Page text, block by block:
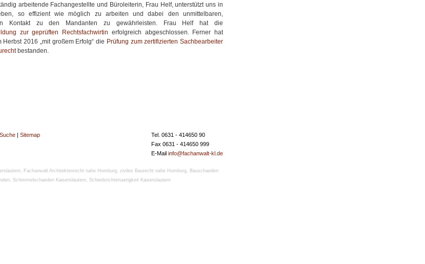
arbeitende Fachangestellte und Büroleiterin, Frau Helf, unterstützt uns in
so effizient wie möglich zu arbeiten und dabei den unmittelbaren,
Kontakt zu den Mandanten zu gewährleisten. Frau Helf hat die
zur geprüften Rechtsfachwirtin erfolgreich abgeschlossen. Ferner hat
Herbst 2016 „mit großem Erfolg“ die Prüfung zum zertifizierten Sachbearbeiter
bestanden.
Tel. 0631 - 414650 90
Fax 0631 - 414650 999
E-Mail info@fachanwalt-kl.de
Suche | Sitemap
Fachanwalt Architektenrecht nahe Homburg ziviles Baurecht nahe Homburg
Bauschaeden
Schimmelschaeden Kaiserslautern Schiedsrichtertaetigkeit Kaiserslautern